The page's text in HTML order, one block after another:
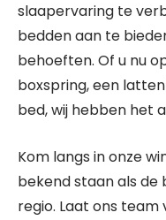
slaapervaring te
bedden aan te
behoeften. Of u nu
boxspring, een
bed, wij hebben het
Kom langs in onze
bekend staan als de
regio. Laat ons